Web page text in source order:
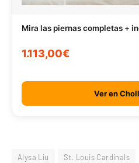
Mira las piernas completas +
1.113,00€
Ver en
Alysa Liu St. Louis Cardinals